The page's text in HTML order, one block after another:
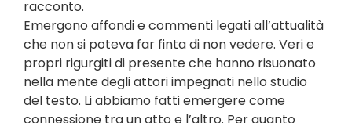
racconto.
Emergono affondi e commenti legati all’attualità
che non si poteva far finta di non vedere. Veri e
propri rigurgiti di presente che hanno risuonato
nella mente degli attori impegnati nello studio
del testo. Li abbiamo fatti emergere come